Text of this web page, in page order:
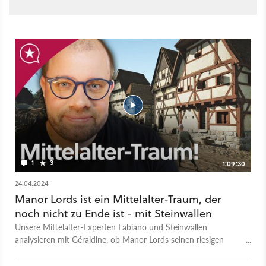
1 3
1:09:30
24.04.2024
Manor Lords ist ein Mittelalter-Traum, der
noch nicht zu Ende ist - mit Steinwallen
Unsere Mittelalter-Experten Fabiano und Steinwallen
analysieren mit Géraldine, ob Manor Lords seinen riesigen